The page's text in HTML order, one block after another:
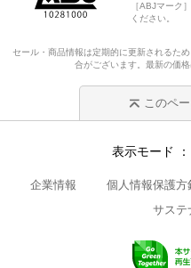
［ABJマーク
ください。
セール・商品情報は定期的に更新されるた
合がございます。最新の価
このペ
表示モード
企業情報 個人情報保護方
サステ